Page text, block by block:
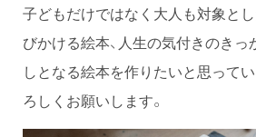
子どもだけではなく大人も対象と
びかける絵本、人生の気付きのきっ
しとなる絵本を作りたいと思って
ろしくお願いします。